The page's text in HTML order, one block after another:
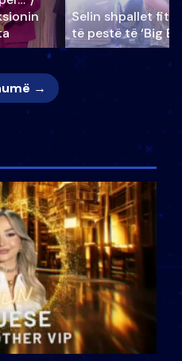
Selin shpallet
të pestë të ‘Big
→